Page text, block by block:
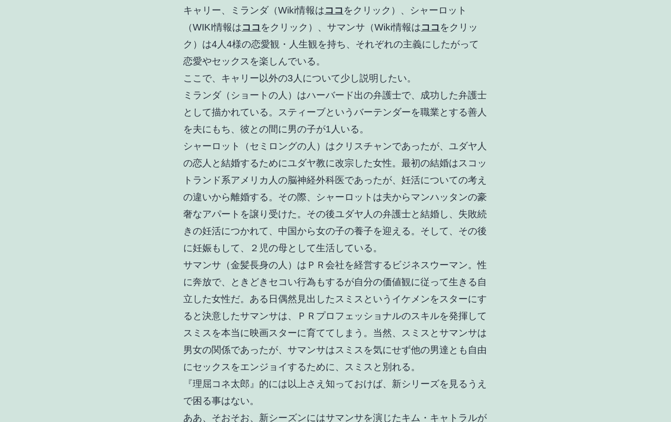
キャリー、ミランダ（Wiki情報は ココ をクリック）、シャーロット
（WIKI情報は ココ をクリック）、サマンサ（Wiki情報は ココ をクリッ
ク）は4人4様の恋愛観・人生観を持ち、それぞれの主義にしたがって
恋愛やセックスを楽しんでいる。
ここで、キャリー以外の3人について少し説明したい。
ミランダ（ショートの人）はハーバード出の弁護士で、成功した弁護士
として描かれている。スティーブというバーテンダーを職業とする善人
を夫にもち、彼との間に男の子が1人いる。
シャーロット（セミロングの人）はクリスチャンであったが、ユダヤ人
の恋人と結婚するためにユダヤ教に改宗した女性。最初の結婚はスコッ
トランド系アメリカ人の脳神経外科医であったが、妊活についての考え
の違いから離婚する。その際、シャーロットは夫からマンハッタンの豪
奢なアパートを譲り受けた。その後ユダヤ人の弁護士と結婚し、失敗続
きの妊活につかれて、中国から女の子の養子を迎える。そして、その後
に妊娠もして、２児の母として生活している。
サマンサ（金髪長身の人）はＰＲ会社を経営するビジネスウーマン。性
に奔放で、ときどきセコい行為もするが自分の価値観に従って生きる自
立した女性だ。ある日偶然見出したスミスというイケメンをスターにす
ると決意したサマンサは、ＰＲプロフェッショナルのスキルを発揮して
スミスを本当に映画スターに育ててしまう。当然、スミスとサマンサは
男女の関係であったが、サマンサはスミスを気にせず他の男達とも自由
にセックスをエンジョイするために、スミスと別れる。
『理屈コネ太郎』的には以上さえ知っておけば、新シリーズを見るうえ
で困る事はない。
ああ、そおそお、新シーズンにはサマンサを演じたキム・キャトラルが